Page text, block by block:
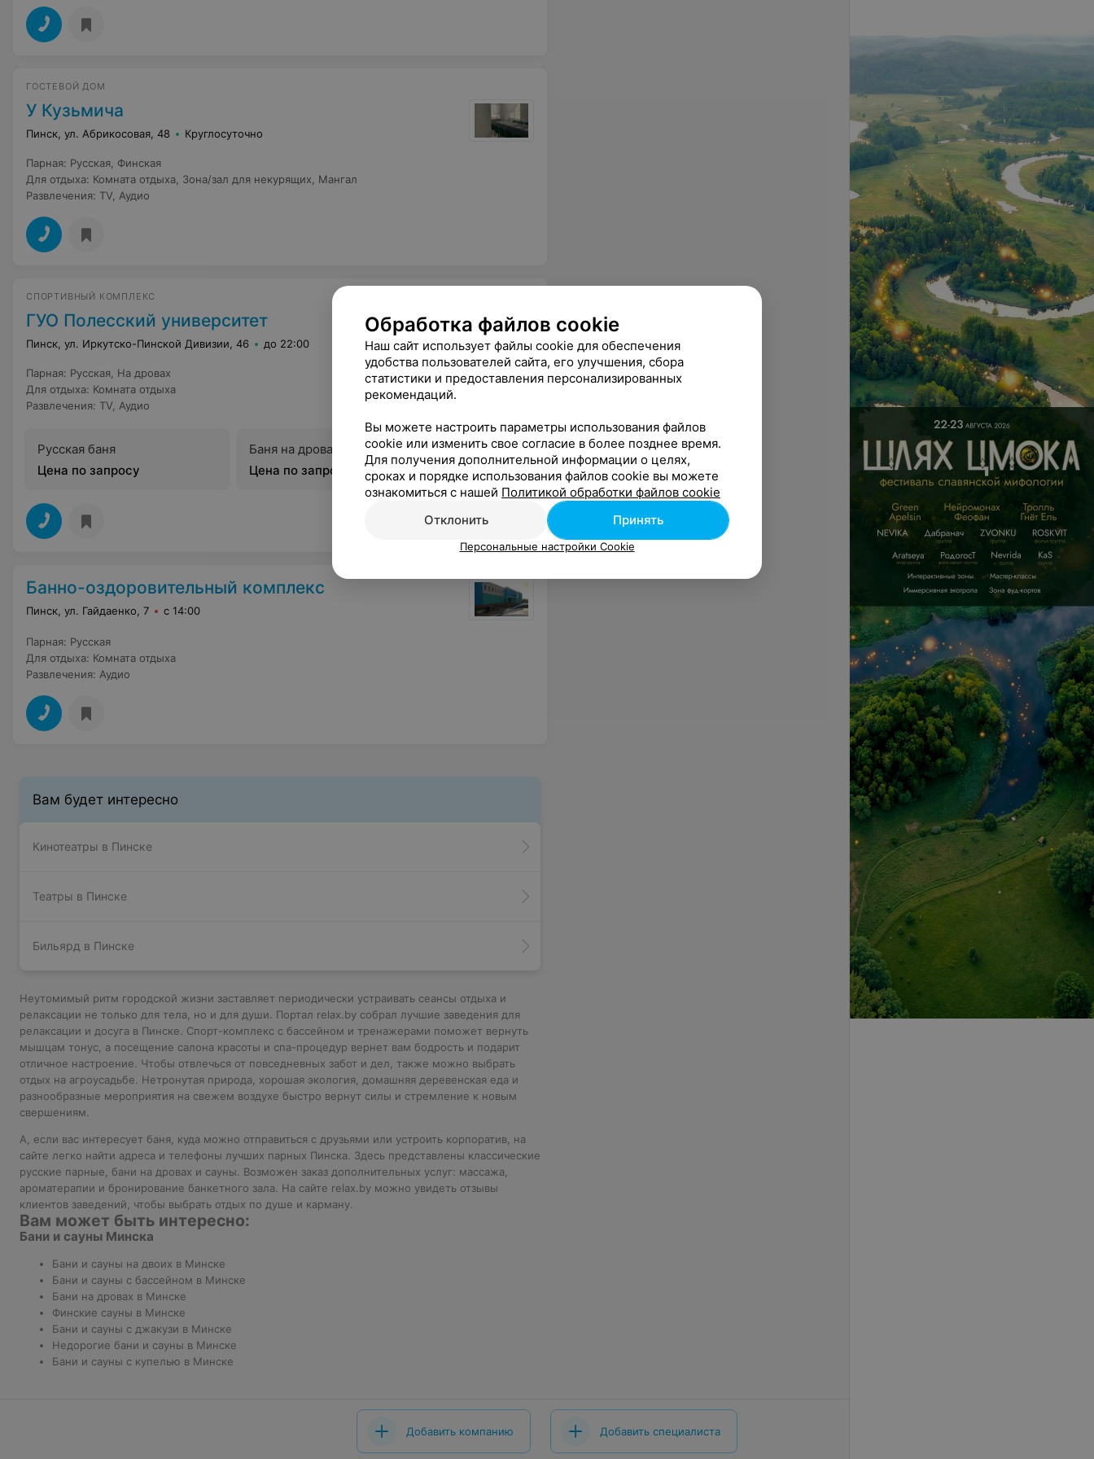
ГОСТЕВОЙ ДОМ
У Кузьмича
Пинск, ул. Абрикосовая, 48 Круглосуточно
Парная: Русская Финская
Для отдыха: Комната отдыха Зона/зал для некурящих
Мангал
Развлечения: TV Аудио
СПОРТИВНЫЙ КОМПЛЕКС
ГУО Полесский университет
Пинск, ул. Иркутско-Пинской Дивизии, 46 до 22:00
Парная: Русская На дровах
Для отдыха: Комната отдыха
Развлечения: TV Аудио
Русская баня
Цена по запросу
Баня на дровах
Цена по запросу
Все цены
Банно-оздоровительный комплекс
Пинск, ул. Гайдаенко, 7 с 14:00
Парная: Русская
Для отдыха: Комната отдыха
Развлечения: Аудио
Вам будет интересно
Кинотеатры в Пинске
Театры в Пинске
Бильярд в Пинске
Неутомимый ритм городской жизни заставляет периодически устраивать сеансы отдыха и
релаксации не только для тела, но и для души. Портал relax.by собрал лучшие заведения для
релаксации и досуга в Пинске. Спорт-комплекс с бассейном и тренажерами поможет вернуть
мышцам тонус, а посещение салона красоты и спа-процедур вернет вам бодрость и подарит
отличное настроение. Чтобы отвлечься от повседневных забот и дел, также можно выбрать
отдых на агроусадьбе. Нетронутая природа, хорошая экология, домашняя деревенская еда и
разнообразные мероприятия на свежем воздухе быстро вернут силы и стремление к новым
свершениям.
А, если вас интересует баня, куда можно отправиться с друзьями или устроить корпоратив, на
сайте легко найти адреса и телефоны лучших парных Пинска. Здесь представлены классические
русские парные, бани на дровах и сауны. Возможен заказ дополнительных услуг: массажа,
ароматерапии и бронирование банкетного зала. На сайте relax.by можно увидеть отзывы
клиентов заведений, чтобы выбрать отдых по душе и карману.
Вам может быть интересно:
Бани и сауны Минска
Бани и сауны на двоих в Минске
Бани и сауны с бассейном в Минске
Бани на дровах в Минске
Финские сауны в Минске
Бани и сауны с джакузи в Минске
Недорогие бани и сауны в Минске
Бани и сауны с купелью в Минске
Добавить компанию Добавить специалиста
Обработка файлов cookie
Наш сайт использует файлы cookie для обеспечения
удобства пользователей сайта, его улучшения, сбора
статистики и предоставления персонализированных
рекомендаций.
Вы можете настроить параметры использования файлов
cookie или изменить свое согласие в более позднее время.
Для получения дополнительной информации о целях,
сроках и порядке использования файлов cookie вы можете
ознакомиться с нашей Политикой обработки файлов cookie
Отклонить
Принять
Персональные настройки Cookie